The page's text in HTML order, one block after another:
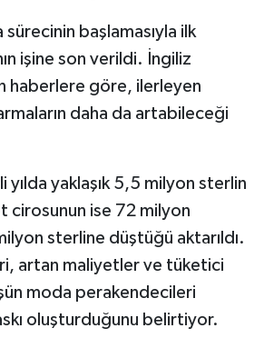
başlamasıyla ilk
işine son verildi. İngiliz
haberlere göre, ilerleyen
daha da artabileceği
yılda yaklaşık 5,5 milyon sterlin
cirosunun ise 72 milyon
sterline düştüğü aktarıldı.
artan maliyetler ve tüketici
moda perakendecileri
oluşturduğunu belirtiyor.